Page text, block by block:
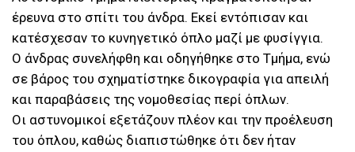
έρευνα στο σπίτι του άνδρα. Εκεί εντόπισαν και
κατέσχεσαν το κυνηγετικό όπλο μαζί με φυσίγγια.
Ο άνδρας συνελήφθη και οδηγήθηκε στο Τμήμα, ενώ
σε βάρος του σχηματίστηκε δικογραφία για απειλή
και παραβάσεις της νομοθεσίας περί όπλων.
Οι αστυνομικοί εξετάζουν πλέον και την προέλευση
του όπλου, καθώς διαπιστώθηκε ότι δεν ήταν